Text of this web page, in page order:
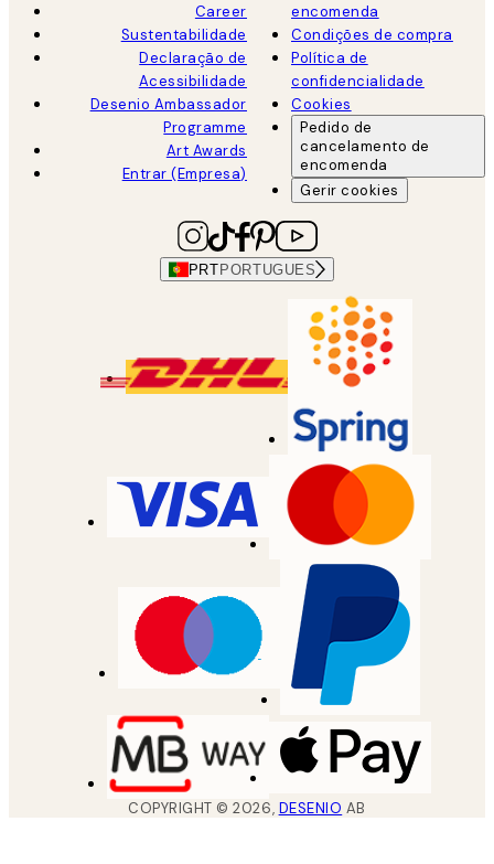
Career
Sustentabilidade
Declaração de
Acessibilidade
Desenio Ambassador
Programme
Art Awards
Entrar (Empresa)
encomenda
Condições de compra
Política de
confidencialidade
Cookies
Pedido de
cancelamento de
encomenda
Gerir cookies
PRT PORTUGUES
COPYRIGHT ©2026, DESENIO AB